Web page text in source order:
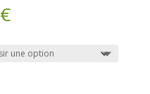
€Plage
prix :
10,30€